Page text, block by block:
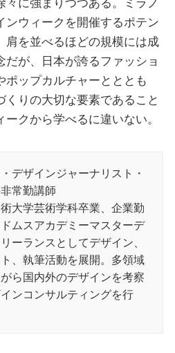
ンウィークを開催するポテン
肩を並べるほどの規模には成
が、日本が誇るファッショ
ポップカルチャーとととも
くりの大切な要素であること
クから学べるに違いない。
デザインジャーナリスト・
常勤講師
大学芸術学科卒業、企業勤
ムスアカデミーマスターデ
ーランスとしてデザイン、
、執筆活動を展開。多領域
ら国内外のデザインを考察
ンコンサルティングを行